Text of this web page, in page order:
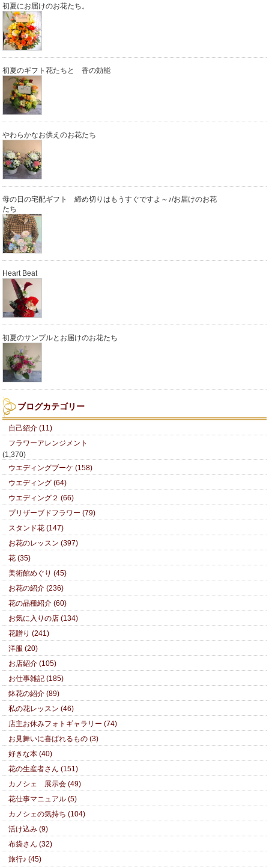
初夏にお届けのお花たち。
初夏のギフト花たちと 香の効能
やわらかなお供えのお花たち
母の日の宅配ギフト 締め切りはもうすぐですよ～♪/お届けのお花
たち
Heart Beat
初夏のサンプルとお届けのお花たち
ブログカテゴリー
自己紹介 (11)
フラワーアレンジメント
(1,370)
ウエディングブーケ (158)
ウエディング (64)
ウエディング２ (66)
プリザーブドフラワー (79)
スタンド花 (147)
お花のレッスン (397)
花 (35)
美術館めぐり (45)
お花の紹介 (236)
花の品種紹介 (60)
お気に入りの店 (134)
花贈り (241)
洋服 (20)
お店紹介 (105)
お仕事雑記 (185)
鉢花の紹介 (89)
私の花レッスン (46)
店主お休みフォトギャラリー (74)
お見舞いに喜ばれるもの (3)
好きな本 (40)
花の生産者さん (151)
カノシェ 展示会 (49)
花仕事マニュアル (5)
カノシェの気持ち (104)
活け込み (9)
布袋さん (32)
旅行♪ (45)